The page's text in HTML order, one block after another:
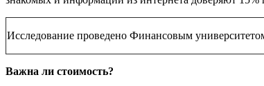
Исследование проведено Финансовым
Важна ли стоимость?